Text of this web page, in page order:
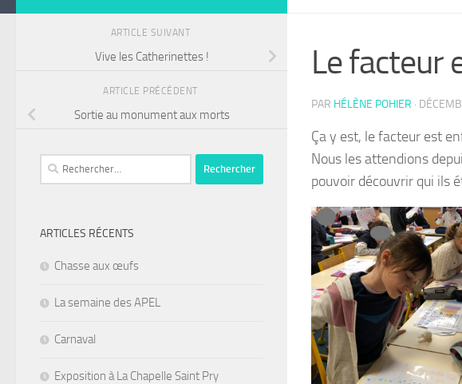
Le facteur
PAR HÉLÈNE POHIER ·
Ça y est, le facteur est
Nous les attendions
pouvoir découvrir qui ils
ARTICLE SUIVANT
Vive les Catherinettes !
ARTICLE PRÉCÉDENT
Sortie au monument aux morts
Rechercher :
ARTICLES RÉCENTS
Chasse aux œufs
La semaine des APEL
Carnaval
Exposition à La Chapelle Saint Pry